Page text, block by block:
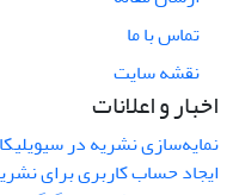
تماس با ما
نقشه سایت
اخبار و اعلانات
نمایه‌سازی نشریه در سیویلیکا
ایجاد حساب کاربری برای